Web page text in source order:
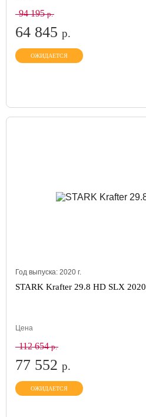
94 195р.
64 845 р.
ОЖИДАЕТСЯ
Год выпуска: 2020 г.
STARK Krafter 29.8 HD SLX 2020
Цена
112 654р.
77 552 р.
ОЖИДАЕТСЯ